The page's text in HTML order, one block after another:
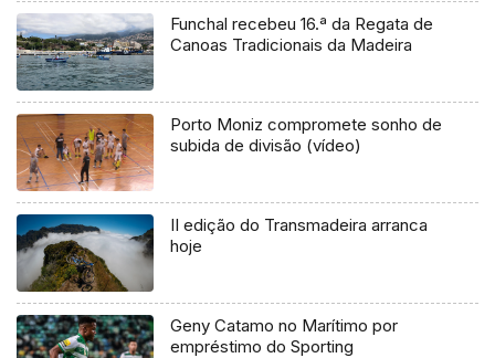
Funchal recebeu 16.ª da Regata de
Canoas Tradicionais da Madeira
Porto Moniz compromete sonho de
subida de divisão (vídeo)
II edição do Transmadeira arranca
hoje
Geny Catamo no Marítimo por
empréstimo do Sporting